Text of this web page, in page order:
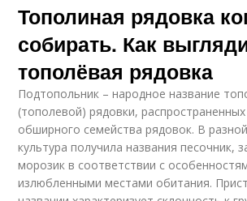
Тополиная рядовка
собирать. Как
тополёвая рядовка
Подтопольник – народное название
(тополевой) рядовки,
обширного семейства рядовок. В
культура получила названия песочник,
морозик в соответствии с
излюбленными местами обитания.